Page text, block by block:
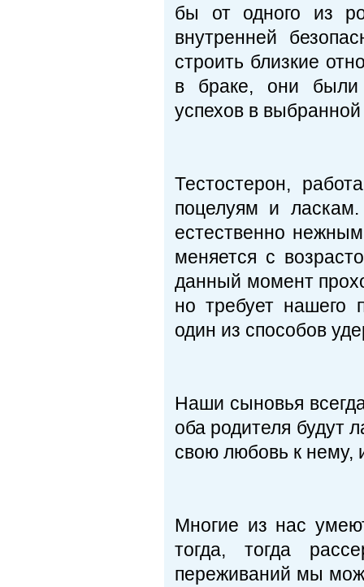
бы от одного из
внутренней
строить близкие
в браке, они были
успехов в
Тестостерон,
поцелуям и
естественно
меняется с
данный момент
но требует нашего
один из способов
Наши сыновья
оба родителя будут
свою любовь к нему,
Многие из нас
тогда, тогда
переживаний мы